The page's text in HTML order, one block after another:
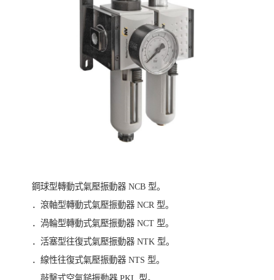
鋼球型轉動式氣壓振動器 NCB 型。
．滾軸型轉動式氣壓振動器 NCR 型。
．渦輪型轉動式氣壓振動器 NCT 型。
．活塞型往復式氣壓振動器 NTK 型。
．線性往復式氣壓振動器 NTS 型。